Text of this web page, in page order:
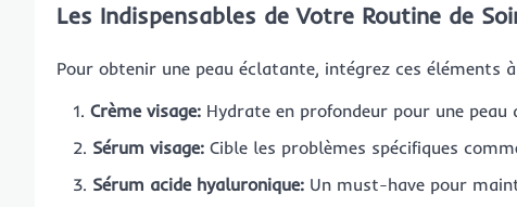
Les Indispensables de Votre Routine de
Pour obtenir une peau éclatante, intégrez ces éléments
Crème visage: Hydrate en profondeur pour une peau
Sérum visage: Cible les problèmes spécifiques
Sérum acide hyaluronique: Un must-have pour